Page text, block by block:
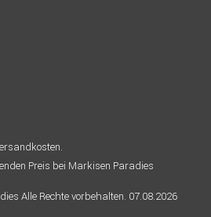
Preis bei Markisen Paradies
Alle Rechte vorbehalten. 07.08.2026